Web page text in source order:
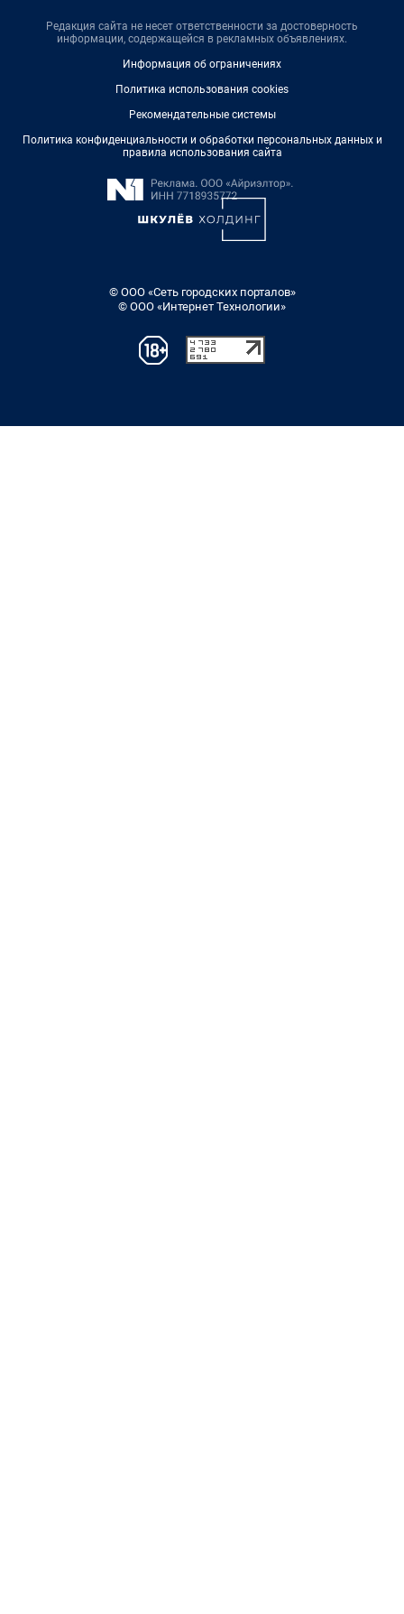
Редакция сайта не несет ответственности за достоверность
информации, содержащейся в рекламных объявлениях.
Информация об ограничениях
Политика использования cookies
Рекомендательные системы
Политика конфиденциальности и обработки персональных данных и
правила использования сайта
© ООО «Сеть городских порталов»
© ООО «Интернет Технологии»